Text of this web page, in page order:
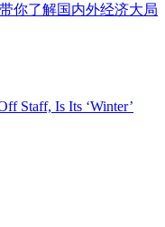
你了解国内外经济大局
Staff, Is Its ‘Winter’